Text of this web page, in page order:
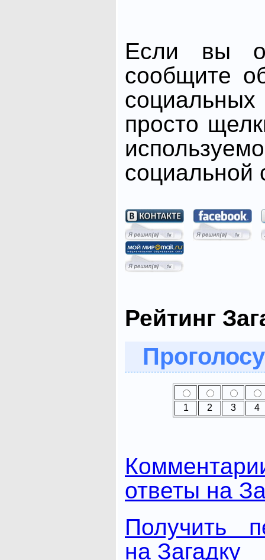
Если вы
сообщите
просто
социальной
Рейтинг
1 2 3 4
ответы на
Получить
на Загадку